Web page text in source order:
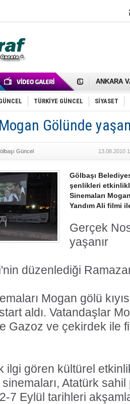
Cemal
Samet
FAİZ
SÖZ
Mikail
Gölbaşı
TÜRKİYE GÜNCEL SİYASET
Gölünde
Güncel 13.08.2010
Gölbaşı
şenlikleri
Sinemaları
Yandım Ali filmi
Gerçek
yaşanır
düzenlediği
Mogan gölü
aldı. Vatandaşlar
Gazoz ve çekirdek ile
ilgi gören kültürel
Atatürk
7 Eylül tarihleri